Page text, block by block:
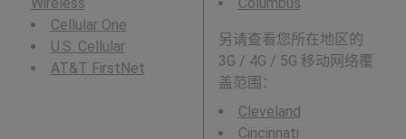
Cellular One
U.S. Cellular
AT&T FirstNet
另请查看您所在地区的
3G / 4G / 5G 移动网络覆
盖范围：
Cleveland
Cincinnati